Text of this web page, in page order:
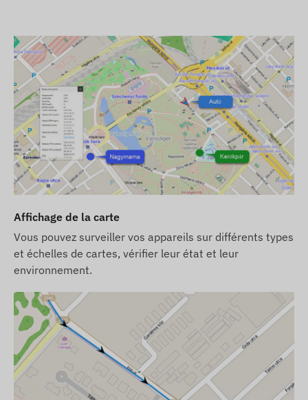
entretien (recharge, vérification annuelle des
données).
Si vous achetez l'appareil avec un abonnement
au logiciel, mais sans carte SIM, l'appareil sera
livré pret a fonctionner, déja enregistré dans
notre logiciel. Cependant, l'acquisition, la
configuration et l'entretien de la carte SIM
restent a votre charge.
Si vous achetez l'appareil, l'abonnement au
carte SIM seront livrés prets a fonctionner avec
le logiciel et nous nous occuperons de
l'entretien continu de la carte – vous n'aurez
aucune tâche a accomplir a ce sujet.
En cas d'abonnement au logiciel, si vous souhaitez
utiliser notre service d'alerte SMS en plus des
notifications par e-mail, achetez également une
carte de crédit SMS, que vous trouverez dans
notre boutique en ligne, parmi les produits
associés a l'appareil.
Affichage de la carte
Vous pouvez surveiller vos appareils sur différents types
et échelles de cartes, vérifier leur état et leur
environnement.